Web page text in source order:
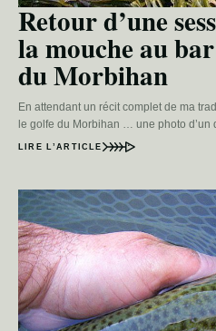
Retour d’une
la mouche au
du Morbihan
En attendant un récit complet de ma
le golfe du Morbihan … une photo d’un
LIRE L’ARTICLE